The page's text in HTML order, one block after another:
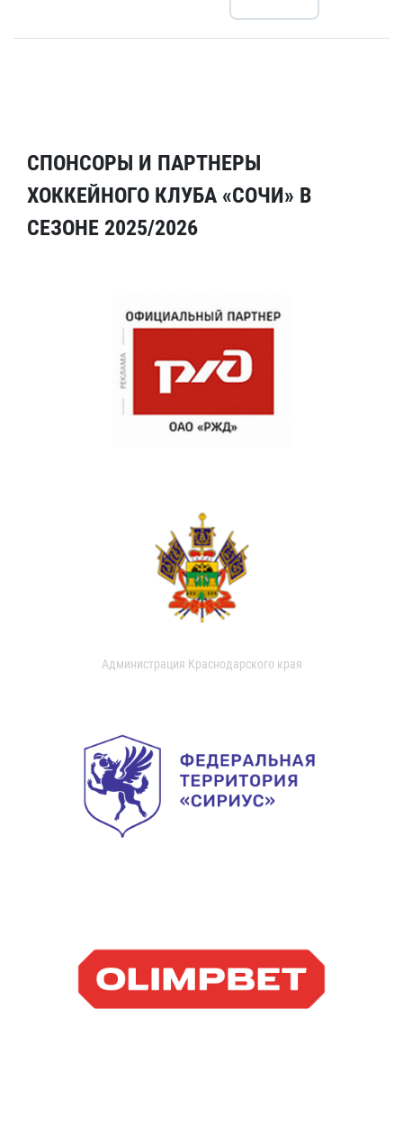
СПОНСОРЫ И ПАРТНЕРЫ
ХОККЕЙНОГО КЛУБА «СОЧИ» В
СЕЗОНЕ 2025/2026
Администрация Краснодарского края